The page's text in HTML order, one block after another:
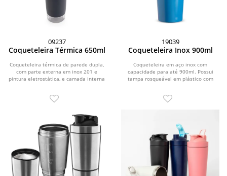
09237
Coqueteleira Térmica 650ml
Coqueteleira térmica de parede dupla,
com parte externa em inox 201 e
pintura eletrostática, e camada interna
19039
Coqueteleira Inox 900ml
Coqueteleira em aço inox com
capacidade para até 900ml. Possui
tampa rosqueável em plástico com